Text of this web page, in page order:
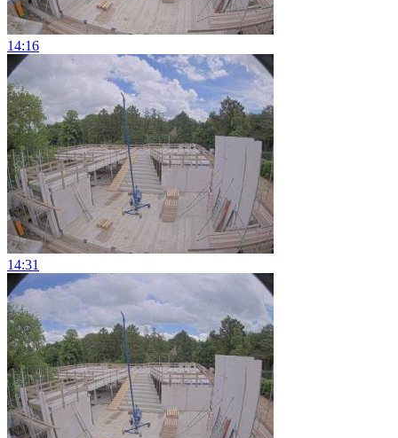
14:16
14:31